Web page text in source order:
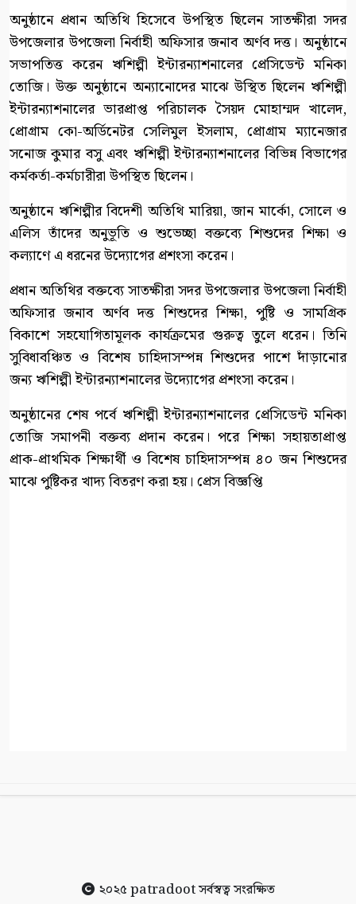
অনুষ্ঠানে প্রধান অতিথি হিসেবে উপস্থিত ছিলেন সাতক্ষীরা সদর
উপজেলার উপজেলা নির্বাহী অফিসার জনাব অর্ণব দত্ত। অনুষ্ঠানে
সভাপতিত্ত করেন ঋশিল্পী ইন্টারন্যাশনালের প্রেসিডেন্ট মনিকা
তোজি। উক্ত অনুষ্ঠানে অন্যানোদের মাঝে উস্থিত ছিলেন ঋশিল্পী
ইন্টারন্যাশনালের ভারপ্রাপ্ত পরিচালক সৈয়দ মোহাম্মদ খালেদ,
প্রোগ্রাম কো-অর্ডিনেটর সেলিমুল ইসলাম, প্রোগ্রাম ম্যানেজার
সনোজ কুমার বসু এবং ঋশিল্পী ইন্টারন্যাশনালের বিভিন্ন বিভাগের
কর্মকর্তা-কর্মচারীরা উপস্থিত ছিলেন।
অনুষ্ঠানে ঋশিল্পীর বিদেশী অতিথি মারিয়া, জান মার্কো, সোলে ও
এলিস তাঁদের অনুভূতি ও শুভেচ্ছা বক্তব্যে শিশুদের শিক্ষা ও
কল্যাণে এ ধরনের উদ্যোগের প্রশংসা করেন।
প্রধান অতিথির বক্তব্যে সাতক্ষীরা সদর উপজেলার উপজেলা নির্বাহী
অফিসার জনাব অর্ণব দত্ত শিশুদের শিক্ষা, পুষ্টি ও সামগ্রিক
বিকাশে সহযোগিতামূলক কার্যক্রমের গুরুত্ব তুলে ধরেন। তিনি
সুবিধাবঞ্চিত ও বিশেষ চাহিদাসম্পন্ন শিশুদের পাশে দাঁড়ানোর
জন্য ঋশিল্পী ইন্টারন্যাশনালের উদ্যোগের প্রশংসা করেন।
অনুষ্ঠানের শেষ পর্বে ঋশিল্পী ইন্টারন্যাশনালের প্রেসিডেন্ট মনিকা
তোজি সমাপনী বক্তব্য প্রদান করেন। পরে শিক্ষা সহায়তাপ্রাপ্ত
প্রাক-প্রাথমিক শিক্ষার্থী ও বিশেষ চাহিদাসম্পন্ন ৪০ জন শিশুদের
মাঝে পুষ্টিকর খাদ্য বিতরণ করা হয়। প্রেস বিজ্ঞপ্তি
২০২৫ patradootসর্বস্বত্ব সংরক্ষিত